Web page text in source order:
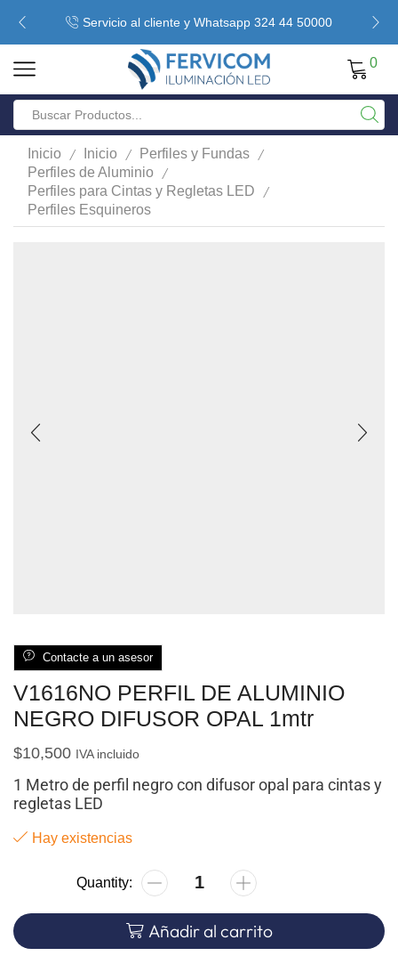
Servicio al cliente y Whatsapp 324 44 50000
0
Inicio / Inicio / Perfiles y Fundas /
Perfiles de Aluminio /
Perfiles para Cintas y Regletas LED /
Perfiles Esquineros
Contacte a un asesor
V1616NO PERFIL DE ALUMINIO
NEGRO DIFUSOR OPAL 1mtr
$10,500 IVA incluido
1 Metro de perfil negro con difusor opal para cintas y
regletas LED
Hay existencias
Añadir al carrito